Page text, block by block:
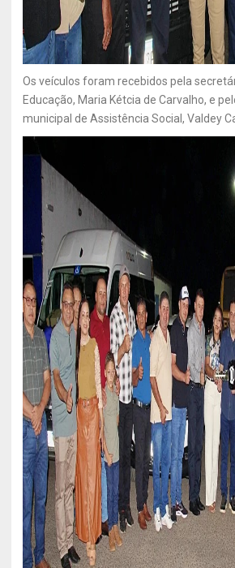
Os veículos foram recebidos pela
Educação, Maria Kétcia de Carvalho, e
municipal de Assistência Social, Valdey